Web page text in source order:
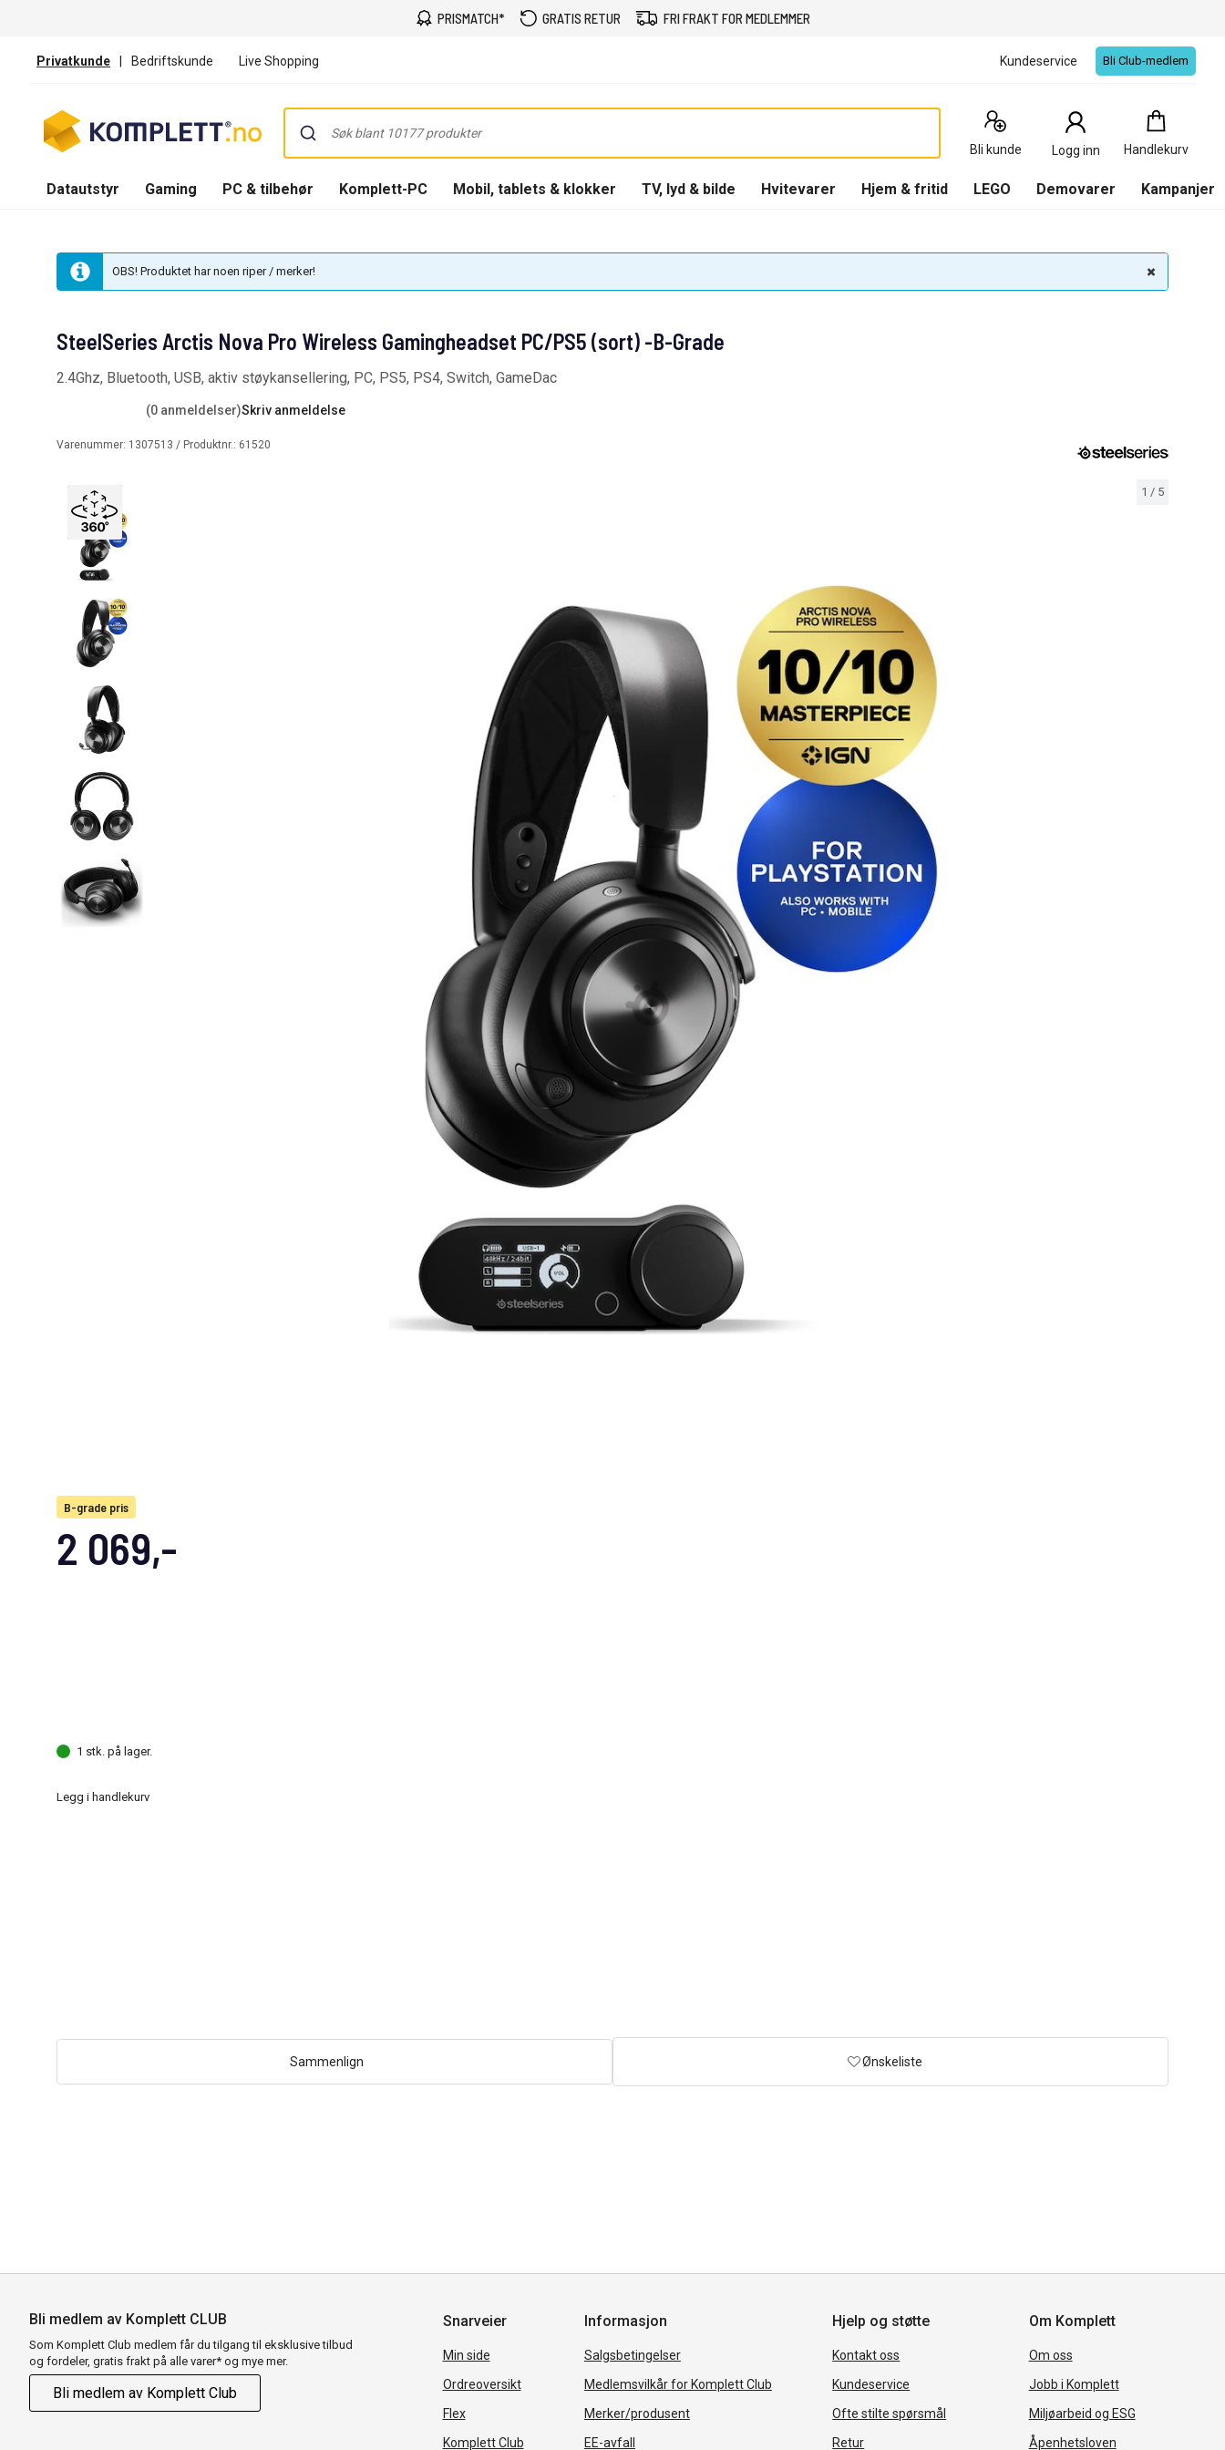
PRISMATCH* GRATIS RETUR FRI FRAKT FOR MEDLEMMER
Privatkunde | Bedriftskunde Live Shopping Kundeservice Bli Club-medlem
Bli kunde Logg inn Handlekurv
Handlekurv
0
Produkter
Datautstyr Gaming PC & tilbehør Komplett-PC Mobil, tablets & klokker TV, lyd & bilde Hvitevarer Hjem & fritid LEGO Demovarer Kampanjer
OBS! Produktet har noen riper / merker!
1 / 5
SteelSeries Arctis Nova Pro Wireless Gamingheadset PC/PS5 (sort) -B-Grade
2.4Ghz, Bluetooth, USB, aktiv støykansellering, PC, PS5, PS4, Switch, GameDac
(0 anmeldelser)Skriv anmeldelse
Varenummer: 1307513 / Produktnr.: 61520
B-grade pris
2 069,-
1 stk. på lager.
Legg i handlekurv
Sammenlign Ønskeliste
Bli medlem av Komplett CLUB
Som Komplett Club medlem får du tilgang til eksklusive tilbud
og fordeler, gratis frakt på alle varer* og mye mer.
Bli medlem av Komplett Club
Snarveier
Min side
Ordreoversikt
Flex
Komplett Club
Informasjon
Salgsbetingelser
Medlemsvilkår for Komplett Club
Merker/produsent
EE-avfall
Hjelp og støtte
Kontakt oss
Kundeservice
Ofte stilte spørsmål
Retur
Om Komplett
Om oss
Jobb i Komplett
Miljøarbeid og ESG
Åpenhetsloven